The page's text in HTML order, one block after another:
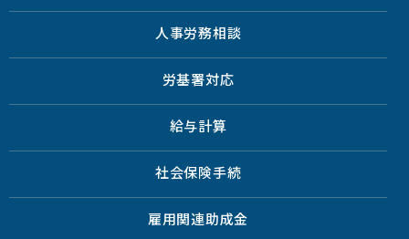
人事労務相談
労基署対応
給与計算
社会保険手続
雇用関連助成金